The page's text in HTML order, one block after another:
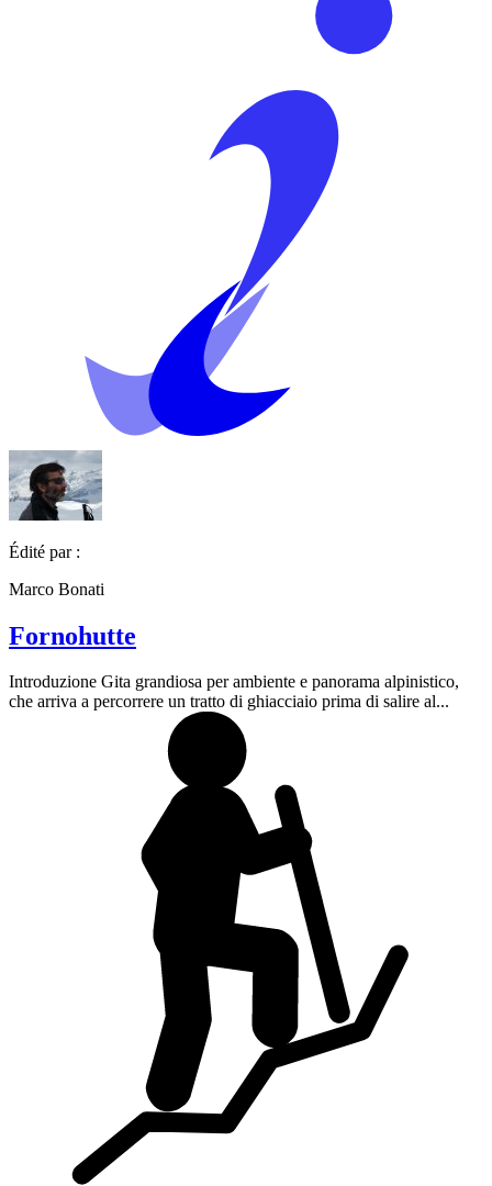
Édité par :
Marco Bonati
Fornohutte
Introduzione Gita grandiosa per ambiente e panorama alpinistico,
che arriva a percorrere un tratto di ghiacciaio prima di salire al...